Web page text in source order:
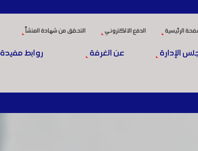
الرئيسية الدفع الالكتروني التحقق من شهادة المنشأ
الإدارة عن الغرفة روابط مفيدة